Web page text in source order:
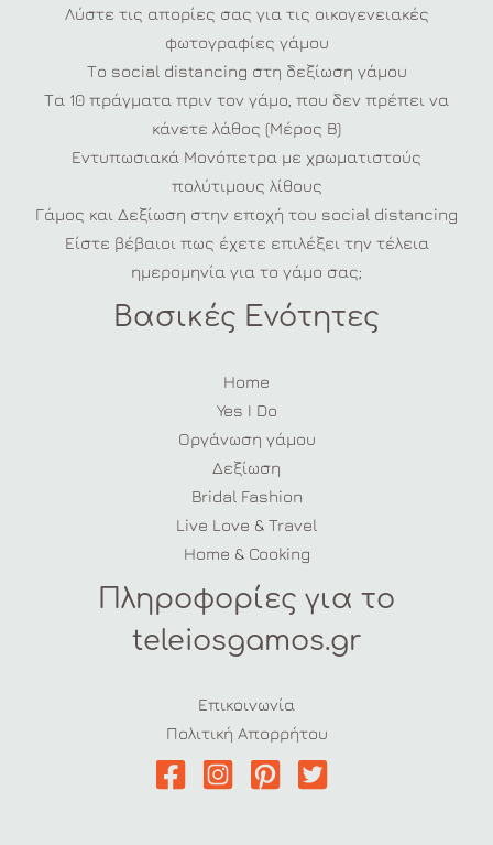
Λύστε τις απορίες σας για τις οικογενειακές
φωτογραφίες γάμου
Το social distancing στη δεξίωση γάμου
Τα 10 πράγματα πριν τον γάμο, που δεν πρέπει να
κάνετε λάθος (Μέρος Β)
Εντυπωσιακά Μονόπετρα με χρωματιστούς
πολύτιμους λίθους
Γάμος και Δεξίωση στην εποχή του social distancing
Είστε βέβαιοι πως έχετε επιλέξει την τέλεια
ημερομηνία για το γάμο σας;
Βασικές Ενότητες
Home
Yes I Do
Οργάνωση γάμου
Δεξίωση
Bridal Fashion
Live Love & Travel
Home & Cooking
Πληροφορίες για το
teleiosgamos.gr
Επικοινωνία
Πολιτική Απορρήτου